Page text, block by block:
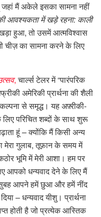
मैं अकेले इसका सामना नहीं
की आवश्यकता में खड़े रहना: काली
हुआ, तो उसमें आत्मविश्वास
चीज़ का सामना करने के लिए
,चार्ल्स टेलर में “पारंपरिक
अमेरिकी प्रार्थना की शैली
से समृद्ध। यह अफ़्रीकी-
लिए परिचित शब्दों के साथ शुरू
हूं – क्योंकि मैं किसी अन्य
मेरा गुलाब, तूफ़ान के समय में
भूमि में मेरी आशा। हम पर
आपको धन्यवाद देने के लिए मैं
आपने हमें छुआ और हमें नींद
– धन्यवाद यीशु। प्रार्थना
होती है जो प्रत्येक आस्तिक